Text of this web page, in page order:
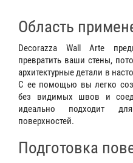
Область
Decorazza Wall Arte
превратить ваши стены,
архитектурные детали в
С ее помощью вы легко
без видимых швов и
идеально подходит
поверхностей.
Подготовка